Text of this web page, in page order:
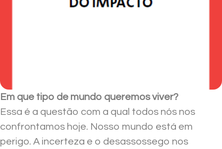
Em que tipo de mundo queremos viver?
Essa é a questão com a qual todos nós nos
confrontamos hoje. Nosso mundo está em
perigo. A incerteza e o desassossego nos